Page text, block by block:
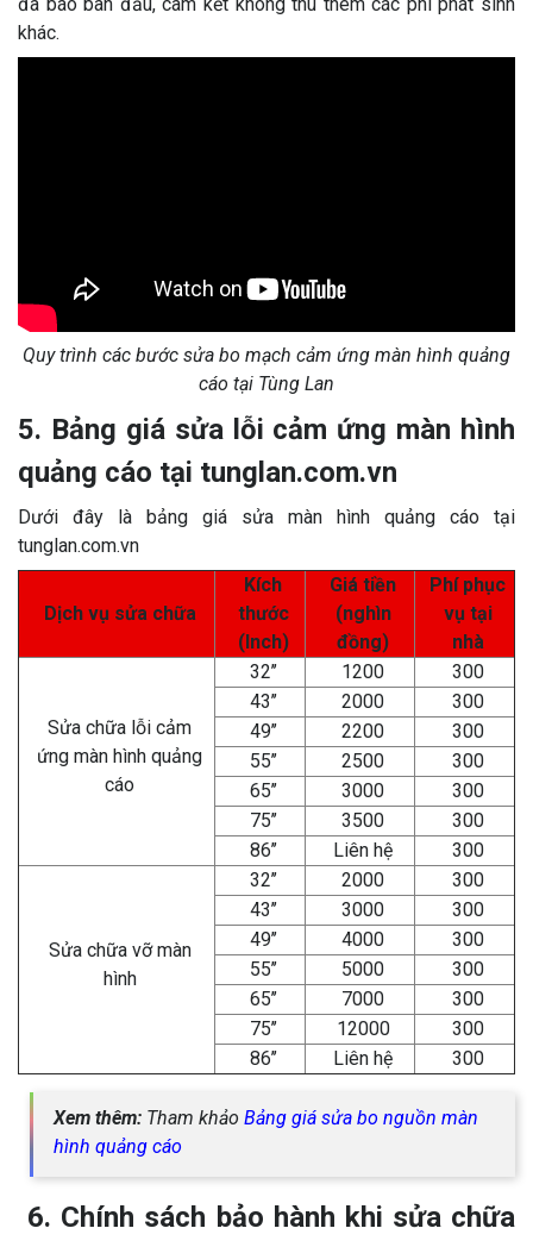
khác.
Quy trình các bước sửa bo mạch cảm ứng màn hình quảng
cáo tại Tùng Lan
5. Bảng giá sửa lỗi cảm ứng màn hình
quảng cáo tại tunglan.com.vn
Dưới đây là bảng giá sửa màn hình quảng cáo tại
tunglan.com.vn
Dịch vụ sửa chữa
Kích
thước
(Inch)
Giá tiền
(nghìn
đồng)
Phí phục
vụ tại
nhà
Sửa chữa lỗi cảm
ứng màn hình quảng
cáo
32’’ 1200
300
43’’
2000
300
49’’
2200
300
55’’
2500
300
65’’
3000
300
75’’
3500
300
86’’
Liên hệ 300
Sửa chữa vỡ màn
hình
32’’ 2000
300
43’’
3000
300
49’’
4000
300
55’’
5000
300
65’’
7000
300
75’’
12000
300
86’’
Liên hệ 300
Xem thêm: Tham khảo Bảng giá sửa bo nguồn màn
hình quảng cáo
6. Chính sách bảo hành khi sửa chữa